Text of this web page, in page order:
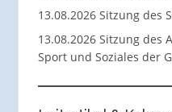
13.08.2026 Sitzung des
13.08.2026 Sitzung des
Sport und Soziales der